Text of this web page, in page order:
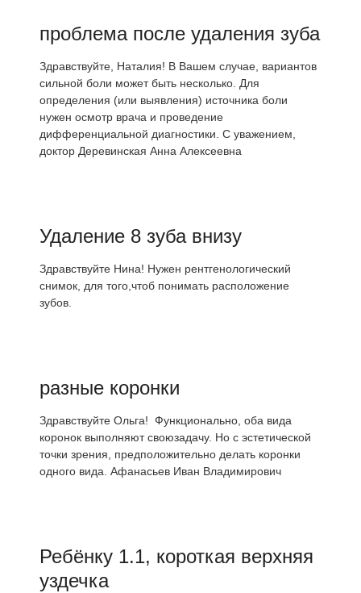
проблема после удаления зуба
Здравствуйте, Наталия! В Вашем случае, вариантов
сильной боли может быть несколько. Для
определения (или выявления) источника боли
нужен осмотр врача и проведение
дифференциальной диагностики. С уважением,
доктор Деревинская Анна Алексеевна
Удаление 8 зуба внизу
Здравствуйте Нина! Нужен рентгенологический
снимок, для того,чтоб понимать расположение
зубов.
разные коронки
Здравствуйте Ольга! Функционально, оба вида
коронок выполняют своюзадачу. Но с эстетической
точки зрения, предположительно делать коронки
одного вида. Афанасьев Иван Владимирович
Ребёнку 1.1, короткая верхняя
уздечка